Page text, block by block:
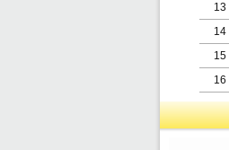
13
14
15
16